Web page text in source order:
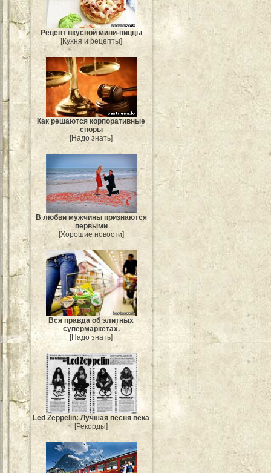
Рецепт вкусной мини-пиццы
[Кухня и рецепты]
Как решаются корпоративные
споры
[Надо знать]
В любви мужчины признаются
первыми
[Хорошие новости]
Вся правда об элитных
супермаркетах.
[Надо знать]
Led Zeppelin: Лучшая песня века
[Рекорды]